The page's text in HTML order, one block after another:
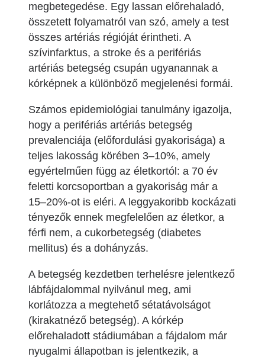
megbetegedése. Egy lassan előrehaladó,
összetett folyamatról van szó, amely a test
összes artériás régióját érintheti. A
szívinfarktus, a stroke és a perifériás
artériás betegség csupán ugyanannak a
kórképnek a különböző megjelenési formái.
Számos epidemiológiai tanulmány igazolja,
hogy a perifériás artériás betegség
prevalenciája (előfordulási gyakorisága) a
teljes lakosság körében 3–10%, amely
egyértelműen függ az életkortól: a 70 év
feletti korcsoportban a gyakoriság már a
15–20%-ot is eléri. A leggyakoribb kockázati
tényezők ennek megfelelően az életkor, a
férfi nem, a cukorbetegség (diabetes
mellitus) és a dohányzás.
A betegség kezdetben terhelésre jelentkező
lábfájdalommal nyilvánul meg, ami
korlátozza a megtehető sétatávolságot
(kirakatnéző betegség). A kórkép
előrehaladott stádiumában a fájdalom már
nyugalmi állapotban is jelentkezik, a